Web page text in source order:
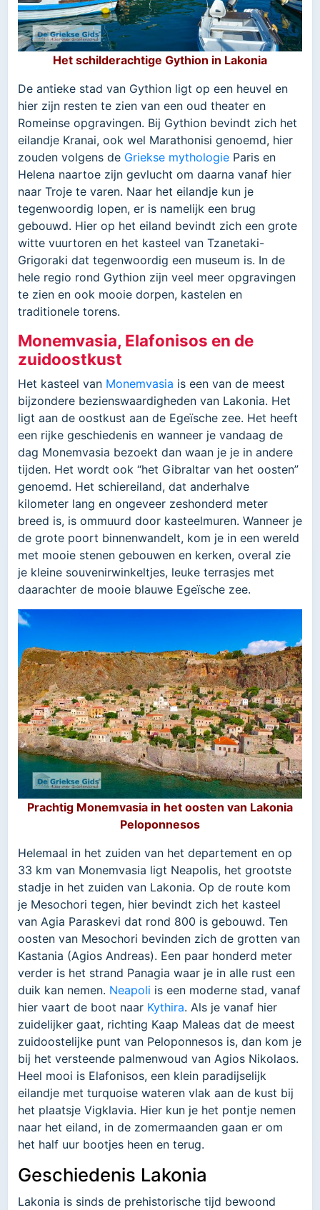
Het schilderachtige Gythion in Lakonia
De antieke stad van Gythion ligt op een heuvel en
hier zijn resten te zien van een oud theater en
Romeinse opgravingen. Bij Gythion bevindt zich het
eilandje Kranai, ook wel Marathonisi genoemd, hier
zouden volgens de Griekse mythologie Paris en
Helena naartoe zijn gevlucht om daarna vanaf hier
naar Troje te varen. Naar het eilandje kun je
tegenwoordig lopen, er is namelijk een brug
gebouwd. Hier op het eiland bevindt zich een grote
witte vuurtoren en het kasteel van Tzanetaki-
Grigoraki dat tegenwoordig een museum is. In de
hele regio rond Gythion zijn veel meer opgravingen
te zien en ook mooie dorpen, kastelen en
traditionele torens.
Monemvasia, Elafonisos en de
zuidoostkust
Het kasteel van Monemvasia is een van de meest
bijzondere bezienswaardigheden van Lakonia. Het
ligt aan de oostkust aan de Egeïsche zee. Het heeft
een rijke geschiedenis en wanneer je vandaag de
dag Monemvasia bezoekt dan waan je je in andere
tijden. Ηet wordt ook “het Gibraltar van het oosten”
genoemd. Het schiereiland, dat anderhalve
kilometer lang en ongeveer zeshonderd meter
breed is, is ommuurd door kasteelmuren. Wanneer je
de grote poort binnenwandelt, kom je in een wereld
met mooie stenen gebouwen en kerken, overal zie
je kleine souvenirwinkeltjes, leuke terrasjes met
daarachter de mooie blauwe Egeïsche zee.
Prachtig Monemvasia in het oosten van Lakonia
Peloponnesos
Helemaal in het zuiden van het departement en op
33 km van Monemvasia ligt Neapolis, het grootste
stadje in het zuiden van Lakonia. Op de route kom
je Mesochori tegen, hier bevindt zich het kasteel
van Agia Paraskevi dat rond 800 is gebouwd. Ten
oosten van Mesochori bevinden zich de grotten van
Kastania (Agios Andreas). Een paar honderd meter
verder is het strand Panagia waar je in alle rust een
duik kan nemen. Neapoli is een moderne stad, vanaf
hier vaart de boot naar Kythira. Als je vanaf hier
zuidelijker gaat, richting Kaap Maleas dat de meest
zuidoostelijke punt van Peloponnesos is, dan kom je
bij het versteende palmenwoud van Agios Nikolaos.
Heel mooi is Elafonisos, een klein paradijselijk
eilandje met turquoise wateren vlak aan de kust bij
het plaatsje Vigklavia. Hier kun je het pontje nemen
naar het eiland, in de zomermaanden gaan er om
het half uur bootjes heen en terug.
Geschiedenis Lakonia
Lakonia is sinds de prehistorische tijd bewoond